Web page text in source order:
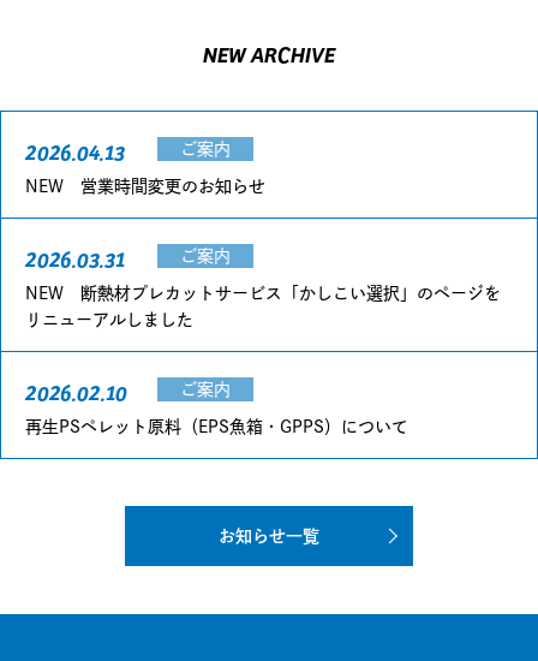
NEW ARCHIVE
2026.04.13 ご案内
NEW 営業時間変更のお知らせ
2026.03.31 ご案内
NEW 断熱材プレカットサービス「かしこい選択」のページを
リニューアルしました
2026.02.10 ご案内
再生PSペレット原料（EPS魚箱・GPPS）について
お知らせ一覧